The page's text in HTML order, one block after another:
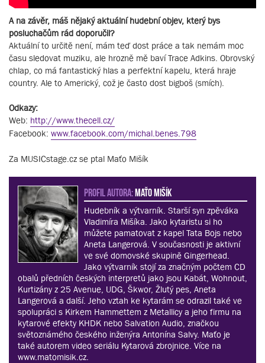
A na závěr, máš nějaký aktuální hudební objev, který bys
posluchačům rád doporučil?
Aktuální to určitě není, mám teď dost práce a tak nemám moc
času sledovat muziku, ale hrozně mě baví Trace Adkins. Obrovský
chlap, co má fantastický hlas a perfektní kapelu, která hraje
country. Ale to Americký, což je často dost bigboš (smích).
Odkazy:
Web: http://www.thecell.cz/
Facebook: www.facebook.com/michal.benes.798
Za MUSICstage.cz se ptal Maťo Mišík
PROFIL AUTORA:Maťo Mišík
Hudebník a výtvarník. Starší syn zpěváka
Vladimíra Mišíka. Jako kytaristu si ho
můžete pamatovat z kapel Tata Bojs nebo
Aneta Langerová. V současnosti je aktivní
ve své domovské skupině Gingerhead.
Jako výtvarník stojí za značným počtem CD
obalů předních českých interpretů jako jsou Kabát, Wohnout,
Kurtizány z 25 Avenue, UDG, Škwor, Žlutý pes, Aneta
Langerová a další. Jeho vztah ke kytarám se odrazil také ve
spolupráci s Kirkem Hammettem z Metallicy a jeho firmu na
kytarové efekty KHDK nebo Salvation Audio, značkou
světoznámého českého inženýra Antonína Salvy. Maťo je
také autorem video seriálu Kytarová zbrojnice. Více na
www.matomisik.cz.